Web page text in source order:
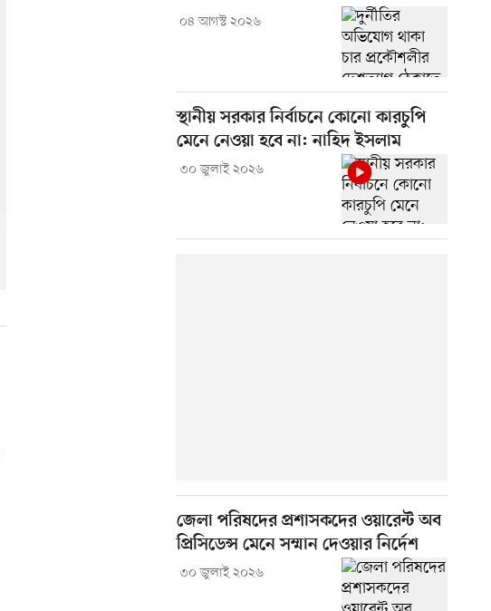
০৪ আগস্ট ২০২৬
স্থানীয় সরকার নির্বাচনে কোনো কারচুপি
মেনে নেওয়া হবে না: নাহিদ ইসলাম
৩০ জুলাই ২০২৬
জেলা পরিষদের প্রশাসকদের ওয়ারেন্ট অব
প্রিসিডেন্স মেনে সম্মান দেওয়ার নির্দেশ
৩০ জুলাই ২০২৬